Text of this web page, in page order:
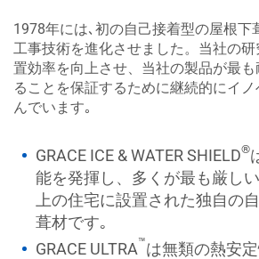
1978年には､初の自己接着型の屋根下
工事技術を進化させました。当社の
置効率を向上させ、当社の製品が最
ることを保証するために継続的にイ
んでいます｡
GRACE ICE & WATER SHIELD®
能を発揮し、多くが最も厳し
上の住宅に設置された独自の
葺材です｡
GRACE ULTRA™は無類の熱安